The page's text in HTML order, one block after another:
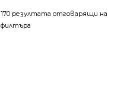
170 резултата отговарящи на
филтъра